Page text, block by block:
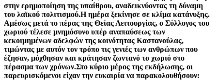
στην ερημοποίηση της υπαίθρου, αναδεικνύοντας τη δύναμη
του λαϊκού πολιτισμού.Η ημέρα ξεκίνησε σε κλίμα κατάνυξης.
Αμέσως μετά το πέρας της Θείας Λειτουργίας, ο Σύλλογος του
χωριού τέλεσε μνημόσυνο υπέρ αναπαύσεως των
κεκοιμημένων αδελφών της κοινότητας Καστανούλας,
τιμώντας με αυτόν τον τρόπο τις γενιές των ανθρώπων που
έζησαν, μόχθησαν και κράτησαν ζωντανό το χωριό στο
πέρασμα των χρόνων.Στο κύριο μέρος της εκδήλωσης, οι
παρευρισκόμενοι είχαν την ευκαιρία να παρακολουθήσουν: